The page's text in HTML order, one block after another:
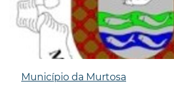
Município da Murtosa